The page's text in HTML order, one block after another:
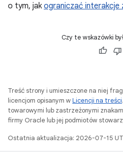
o tym, jak ograniczać interakcje
Czy te wskazówki
Treść strony i umieszczone na niej
licencjom opisanym wLicencji na treści
towarowymi lub zastrzeżonymi
firmy Oracle lub jej podmiotów
Ostatnia aktualizacja: 2026-07-15